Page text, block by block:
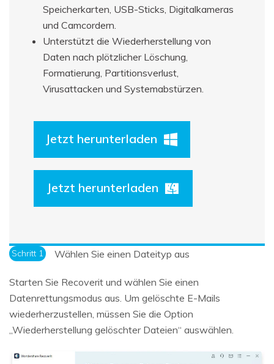
Speicherkarten, USB-Sticks, Digitalkameras
und Camcordern.
Unterstützt die Wiederherstellung von
Daten nach plötzlicher Löschung,
Formatierung, Partitionsverlust,
Virusattacken und Systemabstürzen.
Jetzt herunterladen
Jetzt herunterladen
Schritt 1 Wählen Sie einen Dateityp aus
Starten Sie Recoverit und wählen Sie einen
Datenrettungsmodus aus. Um gelöschte E-Mails
wiederherzustellen, müssen Sie die Option
„Wiederherstellung gelöschter Dateien“ auswählen.